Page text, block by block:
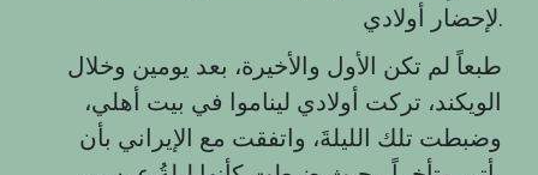
لإحضار أولادي.
طبعاً لم تكن الأول والأخيرة، بعد يومين وخلال
الويكند، تركت أولادي ليناموا في بيت أهلي،
وضبطت تلك الليلةَ، واتفقت مع الإيراني بأن